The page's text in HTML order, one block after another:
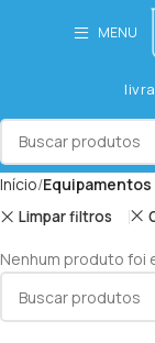
MENU
Início
Limpar filtros
Nenhum produto foi